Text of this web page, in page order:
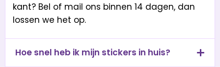
kant? Bel of mail ons binnen 14 dagen, dan
lossen we het op.
Hoe snel heb ik mijn stickers in huis?